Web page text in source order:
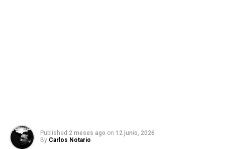
Published 2 meses ago on 12 junio, 2026
By Carlos Notario